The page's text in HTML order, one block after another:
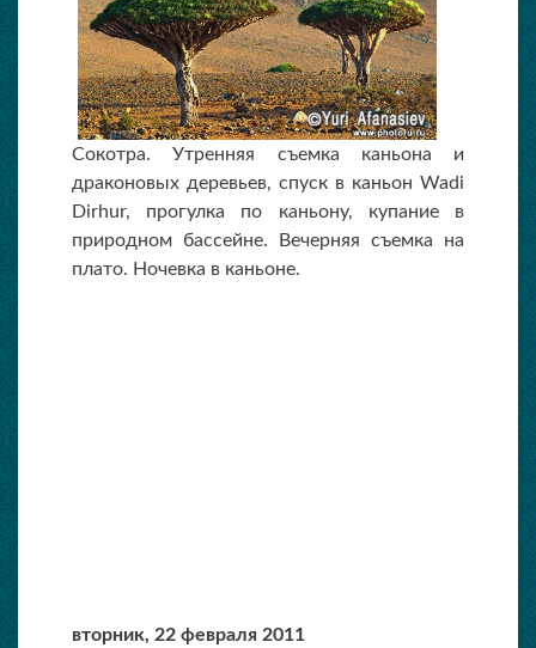
Сокотра. Утренняя съемка каньона и
драконовых деревьев, спуск в каньон Wadi
Dirhur, прогулка по каньону, купание в
природном бассейне. Вечерняя съемка на
плато. Ночевка в каньоне.
вторник, 22 февраля 2011